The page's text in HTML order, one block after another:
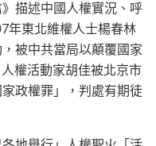
描述中國人權實況、呼
年東北維權人士楊春林
被中共當局以顛覆國家
權活動家胡佳被北京市
政權罪」，判處有期徒